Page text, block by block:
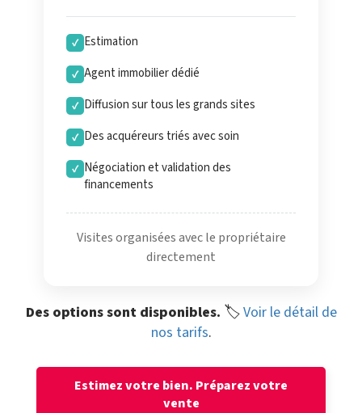
✓ Estimation
✓ Agent immobilier dédié
✓ Diffusion sur tous les grands sites
✓ Des acquéreurs triés avec soin
✓ Négociation et validation des
financements
Visites organisées avec le propriétaire
directement
Des options sont disponibles. 🏷️Voir le détail de
nos tarifs.
Estimez votre bien. Préparez votre
vente